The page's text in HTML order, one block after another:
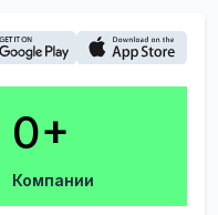
0+
Компании